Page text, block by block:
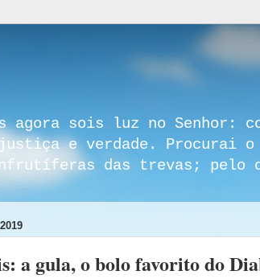
agora sois luz no Senhor:
e verdade. Procurai o
das trevas; pelo
a gula, o bolo favorito do